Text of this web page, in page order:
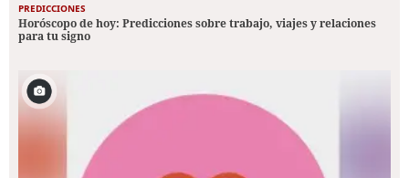
PREDICCIONES
Horóscopo de hoy: Predicciones sobre trabajo, viajes y relaciones
para tu signo